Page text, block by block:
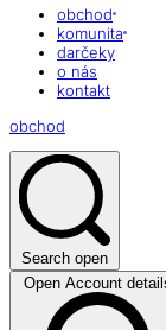
obchod
komunita
darčeky
o nás
kontakt
obchod
Search open
Open Account